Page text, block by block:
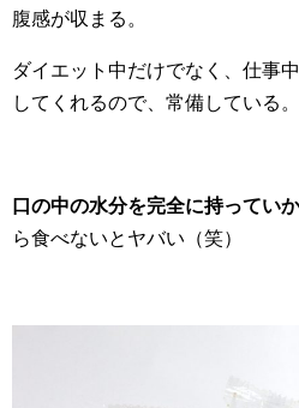
腹感が収まる。
ダイエット中だけでなく、仕事
してくれるので、常備している。
口の中の水分を完全に持ってい
ら食べないとヤバい（笑）